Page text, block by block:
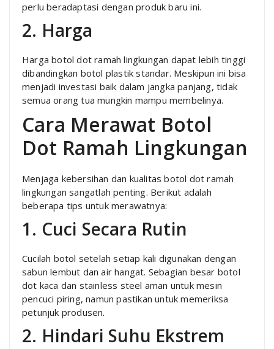
perlu beradaptasi dengan produk baru ini.
2. Harga
Harga botol dot ramah lingkungan dapat lebih tinggi
dibandingkan botol plastik standar. Meskipun ini bisa
menjadi investasi baik dalam jangka panjang, tidak
semua orang tua mungkin mampu membelinya.
Cara Merawat Botol
Dot Ramah Lingkungan
Menjaga kebersihan dan kualitas botol dot ramah
lingkungan sangatlah penting. Berikut adalah
beberapa tips untuk merawatnya:
1. Cuci Secara Rutin
Cucilah botol setelah setiap kali digunakan dengan
sabun lembut dan air hangat. Sebagian besar botol
dot kaca dan stainless steel aman untuk mesin
pencuci piring, namun pastikan untuk memeriksa
petunjuk produsen.
2. Hindari Suhu Ekstrem